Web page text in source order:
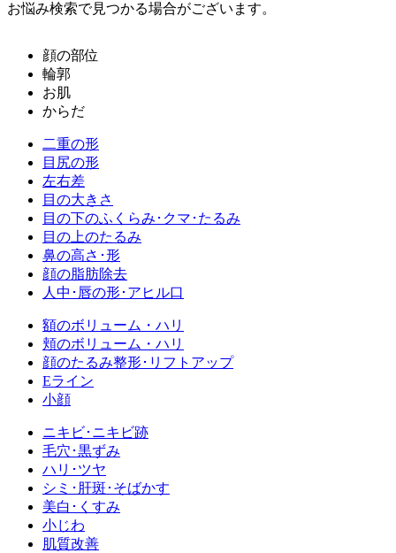
お悩み検索で見つかる場合がございます。
顔の部位
輪郭
お肌
からだ
二重の形
目尻の形
左右差
目の大きさ
目の下のふくらみ･クマ･たるみ
目の上のたるみ
鼻の高さ･形
顔の脂肪除去
人中･唇の形･アヒル口
額のボリューム・ハリ
頬のボリューム・ハリ
顔のたるみ整形･リフトアップ
Eライン
小顔
ニキビ･ニキビ跡
毛穴･黒ずみ
ハリ･ツヤ
シミ･肝斑･そばかす
美白･くすみ
小じわ
肌質改善